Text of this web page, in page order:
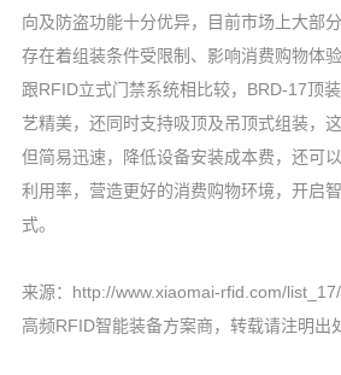
向及防盗功能十分优异，目前市场上大部
存在着组装条件受限制、影响消费购物体
跟RFID立式门禁系统相比较，BRD-17顶
艺精美，还同时支持吸顶及吊顶式组装，
但简易迅速，降低设备安装成本费，还可
利用率，营造更好的消费购物环境，开启
式。
来源： http://www.xiaomai-rfid.com/
高频RFID智能装备方案商，转载请注明出